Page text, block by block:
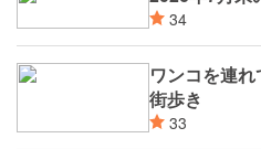
34
ワンコを連
街歩き
33